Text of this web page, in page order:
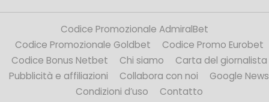
Codice Promozionale AdmiralBet
Codice Promozionale Goldbet
Codice Promo Eurobet
Codice Bonus Netbet
Chi siamo
Carta del giornalista
Pubblicità e affiliazioni
Collabora con noi
Google News
Condizioni d’uso
Contatto